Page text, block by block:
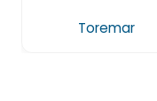
Toremar